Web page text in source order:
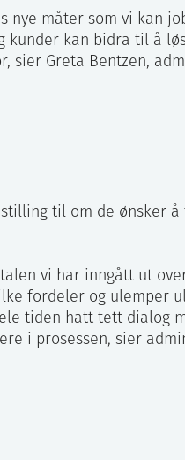
måter som vi kan
kunder kan bidra til å
sier Greta Bentzen,
til om de ønsker
vi har inngått ut
fordeler og ulemper
tiden hatt tett dialog
i prosessen, sier